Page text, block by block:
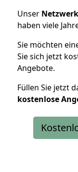
Unser Netzwerk
haben viele
Sie möchten
Sie sich jetzt
Angebote.
Füllen Sie jetzt
kostenlose